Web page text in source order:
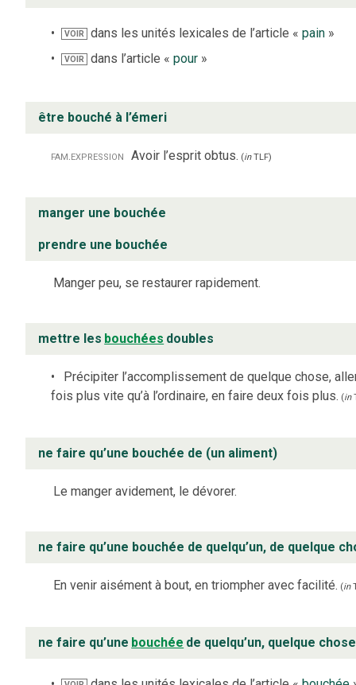
VOIR dans les unités lexicales de l’article «pain »
VOIR dans l’article «pour »
être bouché à l’émeri
fam.expression Avoir l’esprit obtus. (inTLF)
manger une bouchée
prendre une bouchée
Manger peu, se restaurer rapidement.
mettre les bouchées doubles
Précipiter l’accomplissement de quelque chose,
fois plus vite qu’à l’ordinaire, en faire deux fois plus. (in
ne faire qu’une bouchée de (un aliment)
Le manger avidement, le dévorer.
ne faire qu’une bouchée de quelqu’un, de quelque
En venir aisément à bout, en triompher avec facilité. (in
ne faire qu’une bouchée de quelqu’un, quelque chose